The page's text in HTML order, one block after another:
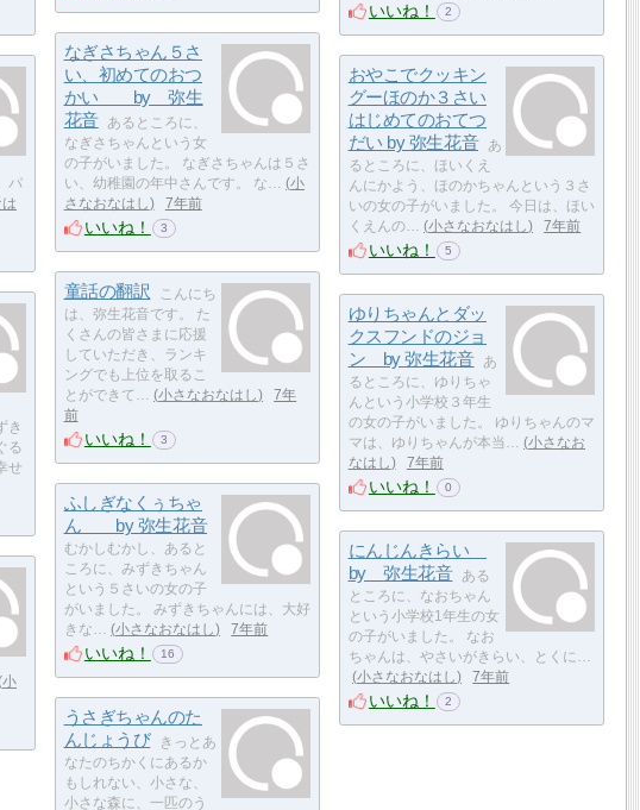
いいね！ 2
なぎさちゃん５さ
い、初めてのおつ
かい by 弥生
花音
あるところに、
なぎさちゃんという女
の子がいました。 なぎさちゃんは５さ
い、幼稚園の年中さんです。 な…
小
さなおなはし
7年前
いいね！ 3
パ
おやこでクッキン
グーほのか３さい
はじめてのおてつ
だい by 弥生花音
あ
るところに、ほいくえ
んにかよう、ほのかちゃんという３さ
いの女の子がいました。 今日は、ほい
くえんの…
小さなおなはし 7年前
いいね！ 5
童話の翻訳
こんにち
は、弥生花音です。 た
くさんの皆さまに応援
していただき、ランキ
ングでも上位を取るこ
とができて…
小さなおなはし
7年
前
いいね！ 3
き
る
せ
ゆりちゃんとダッ
クスフンドのジョ
ン by 弥生花音
あ
るところに、ゆりちゃ
んという小学校３年生
の女の子がいました。 ゆりちゃんのマ
マは、ゆりちゃんが本当…
小さなお
なはし
7年前
いいね！ 0
ふしぎなくぅちゃ
ん by 弥生花音
むかしむかし、あると
ころに、みずきちゃん
という５さいの女の子
がいました。 みずきちゃんには、大好
きな…
小さなおなはし 7年前
いいね！ 16
にんじんきらい
by 弥生花音
ある
ところに、なおちゃん
という小学校1年生の女
の子がいました。 なお
ちゃんは、やさいがきらい、とくに…
小さなおなはし
7年前
いいね！ 2
小
うさぎちゃんのた
んじょうび
きっとあ
なたのちかくにあるか
もしれない、小さな、
小さな森に、一匹のう